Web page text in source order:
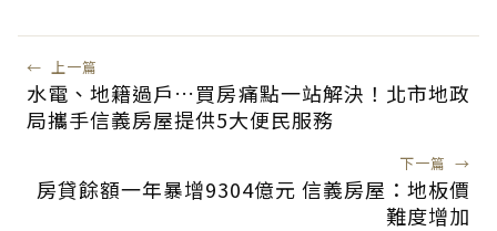
← 上一篇
水電、地籍過戶…買房痛點一站解決！北市地政
局攜手信義房屋提供5大便民服務
下一篇 →
房貸餘額一年暴增9304億元 信義房屋：地板價
難度增加